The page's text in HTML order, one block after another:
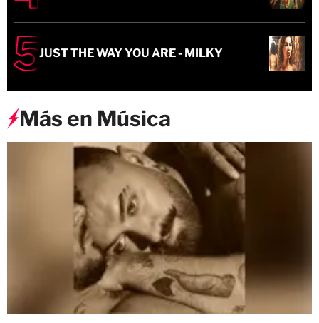
JUST THE WAY YOU ARE - MILKY
Más en Música